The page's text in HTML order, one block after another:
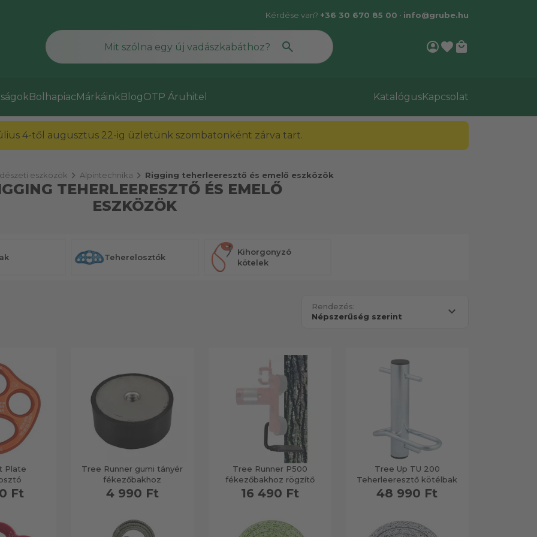
Kérdése van? +36 30 670 85 00 • info@grube.hu
account_circlefavorite local_mall
BolhapiacMárkáinkBlogOTP Áruhitel KatalógusKapcsolat
4-től augusztus 22-ig üzletünk szombatonként zárva tart.
eszközök chevron_right Alpintechnika chevron_right Rigging teherleeresztő és emelő eszközök
TEHERLEERESZTŐ ÉS EMELŐ
ESZKÖZÖK
Teherelosztók
Kihorgonyzó
kötelek
Rendezés:
Plate
Ft
Tree Runner gumi tányér
fékezőbakhoz
4 990 Ft
Tree Runner P500
fékezőbakhoz rögzítő
16 490 Ft
Tree Up TU 200
Teherleeresztő kötélbak
48 990 Ft